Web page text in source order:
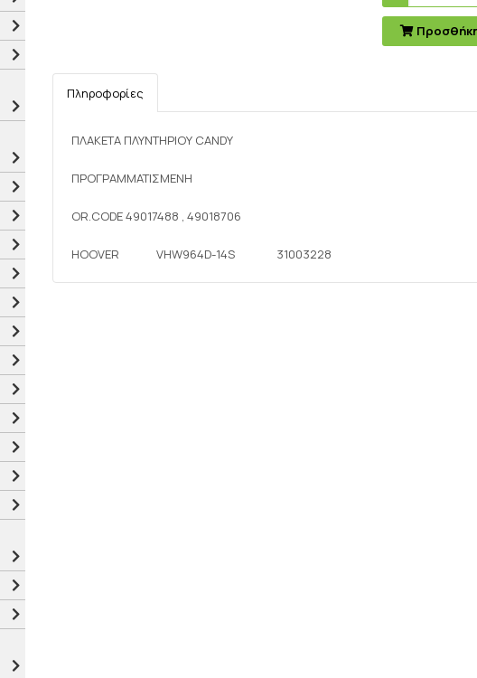
Πληροφορίες
ΠΛΑΚΕΤΑ ΠΛΥΝΤΗΡΙΟΥ CANDY
ΠΡΟΓΡΑΜΜΑΤΙΣΜΕΝΗ
OR.CODE 49017488 , 49018706
HOOVER VHW964D-14S 31003228